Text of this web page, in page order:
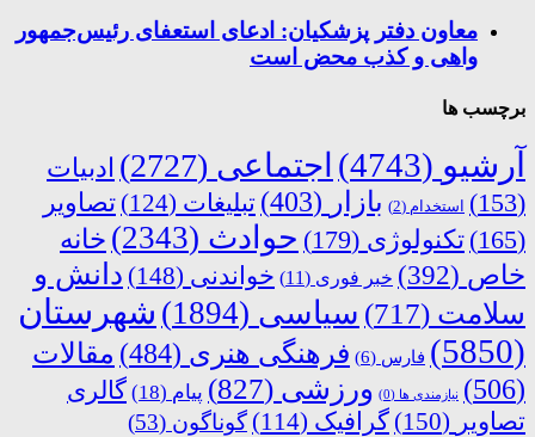
معاون دفتر پزشکیان: ادعای استعفای رئیس‌جمهور
واهی و کذب محض است
برچسب ها
آرشیو (4743) اجتماعی (2727)
ادبیات
(153)
استخدام (2) بازار (403) تبلیغات (124)
تصاویر
(165)
تکنولوژی (179) حوادث (2343)
خانه
خاص (392) خبر فوری (11) خواندنی (148)
دانش و
سلامت (717) سیاسی (1894)
شهرستان
(5850)
فارس (6) فرهنگی هنری (484)
مقالات
(506)
نیازمندی ها (0) ورزشی (827) پیام (18)
گالری
تصاویر (150) گرافیک (114) گوناگون (53)